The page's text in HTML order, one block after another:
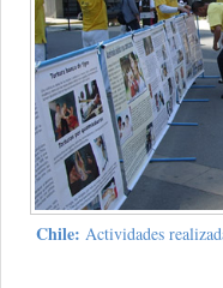
Chile: Actividades